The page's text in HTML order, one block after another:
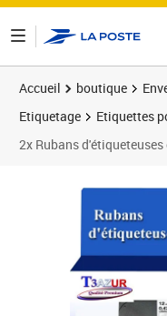
Accueil boutique
Etiquetage
Etiquettes
2x Rubans